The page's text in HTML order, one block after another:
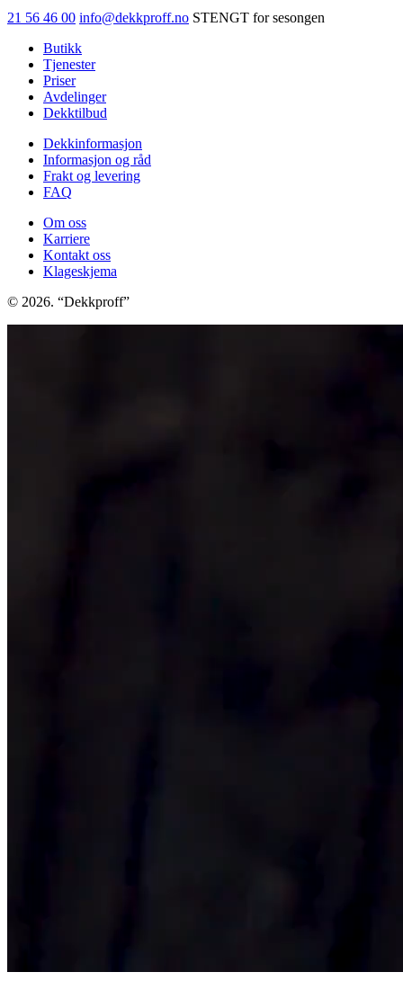
21 56 46 00 info@dekkproff.no STENGT for sesongen
Butikk
Tjenester
Priser
Avdelinger
Dekktilbud
Dekkinformasjon
Informasjon og råd
Frakt og levering
FAQ
Om oss
Karriere
Kontakt oss
Klageskjema
© 2026. “Dekkproff”